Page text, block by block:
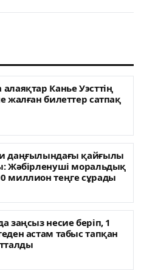
Канье Уэсттің
жалған билеттер сатпақ
даңғылындағы қайғылы
Жәбірленуші моральдық
миллион теңге сұрады
заңсыз несие беріп, 1
астам табыс тапқан